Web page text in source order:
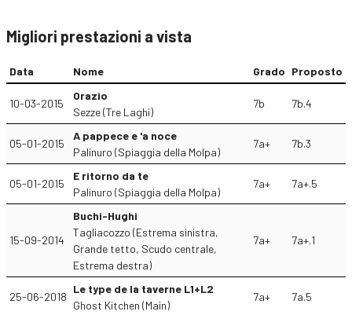
Migliori prestazioni a vista
Data Nome Grado Proposto
10-03-2015
Orazio
Sezze (Tre Laghi)
7b 7b.4
05-01-2015
A pappece e 'a noce
Palinuro (Spiaggia della Molpa)
7a+ 7b.3
05-01-2015
E ritorno da te
Palinuro (Spiaggia della Molpa)
7a+ 7a+.5
15-09-2014
Buchi-Hughi
Tagliacozzo (Estrema sinistra,
Grande tetto, Scudo centrale,
Estrema destra)
7a+ 7a+.1
25-06-2018
Le type de la taverne L1+L2
Ghost Kitchen (Main)
7a+ 7a.5